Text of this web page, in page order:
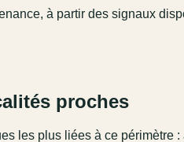
à partir des signaux
proches
les plus liées à ce périmètre